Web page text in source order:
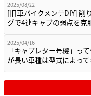
2025/08/22
[旧車バイクメンテDIY] 削
グで4連キャブの弱点を
2025/04/16
「キャブレター号機」っ
が長い車種は型式によっ